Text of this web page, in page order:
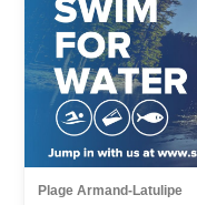
Plage Armand-Latulipe